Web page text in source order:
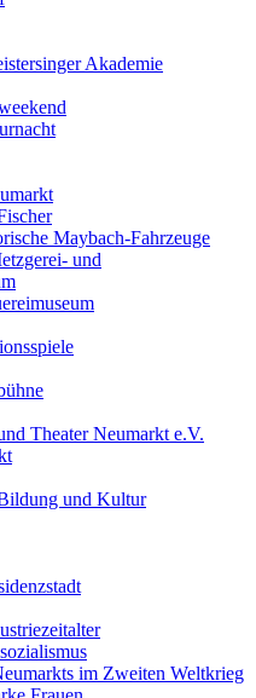
Akademie
Maybach-Fahrzeuge
und
Theater Neumarkt e.V.
und Kultur
im Zweiten Weltkrieg